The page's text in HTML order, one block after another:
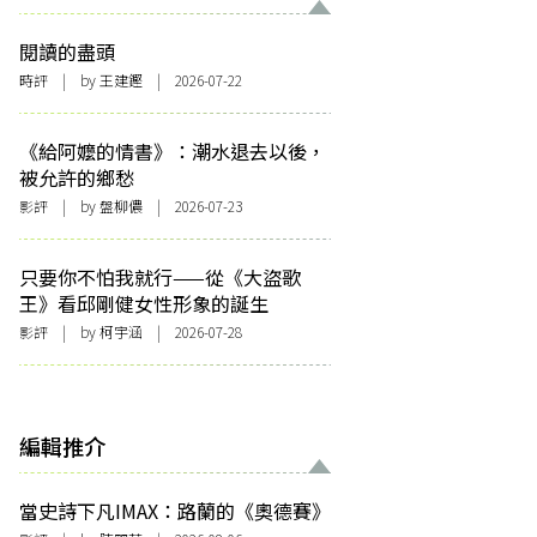
閱讀的盡頭
時評 | by 王建鏗 | 2026-07-22
《給阿嬤的情書》：潮水退去以後，
被允許的鄉愁
影評 | by 盤柳儂 | 2026-07-23
只要你不怕我就行——從《大盜歌
王》看邱剛健女性形象的誕生
影評 | by 柯宇涵 | 2026-07-28
編輯推介
當史詩下凡IMAX：路蘭的《奧德賽》